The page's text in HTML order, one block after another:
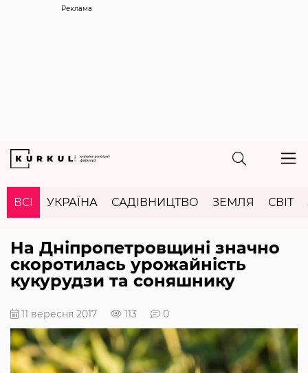
Реклама
ВСІ УКРАЇНА САДІВНИЦТВО ЗЕМЛЯ СВІТ
На Дніпропетровщині значно
скоротилась урожайність
кукурудзи та соняшнику
11 вересня 2017 113 0